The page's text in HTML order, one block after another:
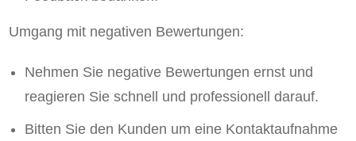
Umgang mit negativen Bewertungen:
Nehmen Sie negative Bewertungen ernst und
reagieren Sie schnell und professionell darauf.
Bitten Sie den Kunden um eine Kontaktaufnahme